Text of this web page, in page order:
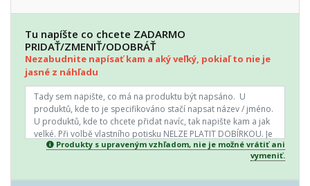
Tu napíšte co chcete ZADARMO
PRIDAŤ/ZMENIŤ/ODOBRÁŤ
Nezabudnite napísať kam a aký veľký, pokiaľ to nie je
jasné z náhľadu
Produkty s upraveným vzhľadom, nie je možné vrátiť ani
vymeniť.